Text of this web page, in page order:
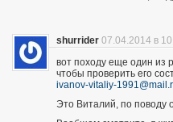
shurrider 07.04.2014 в
вот походу еще один из
чтобы проверить его
ivanov-vitaliy-
Это Виталий, по поводу